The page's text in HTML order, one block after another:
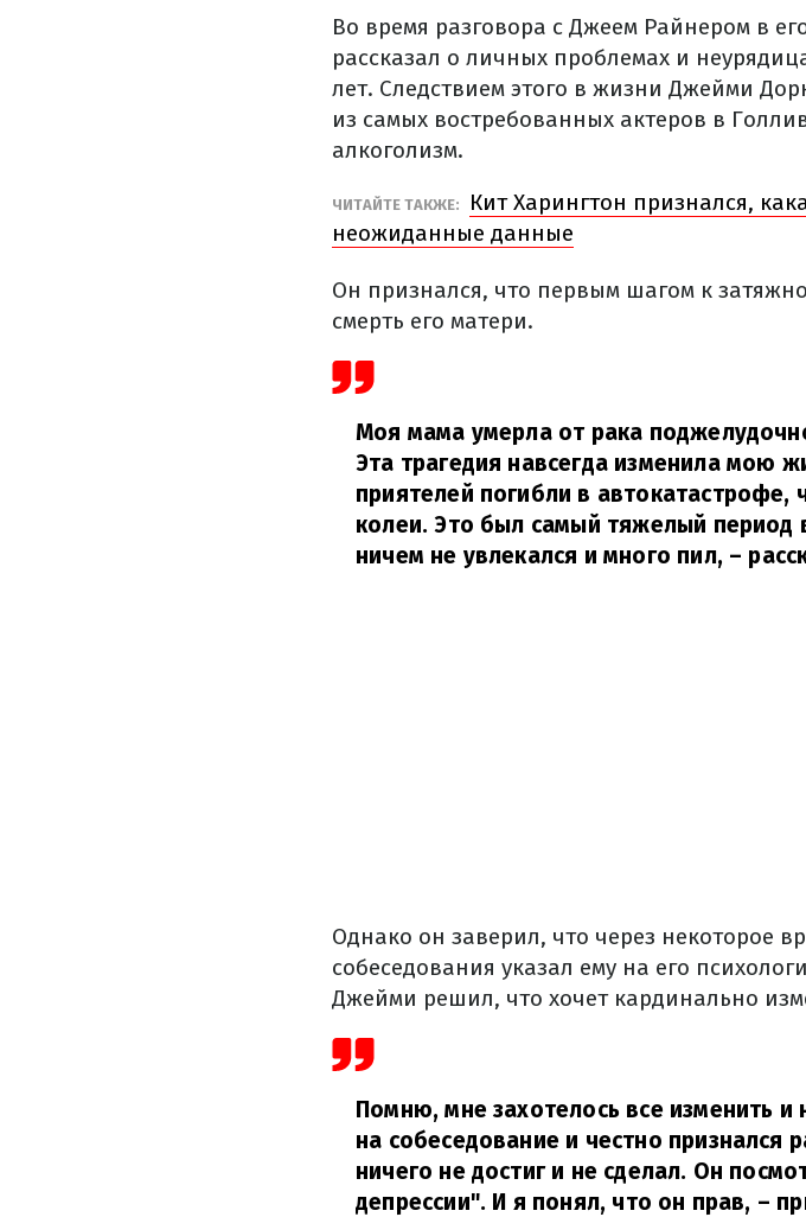
Во время разговора с Джеем Райнером в
рассказал о личных проблемах и
лет. Следствием этого в жизни Джейми
из самых востребованных актеров в
алкоголизм.
ЧИТАЙТЕ ТАКЖЕ:
Кит Харингтон признался,
неожиданные данные
Он признался, что первым шагом к
смерть его матери.
Моя мама умерла от рака
Эта трагедия навсегда изменила мою
приятелей погибли в
колеи. Это был самый тяжелый период
ничем не увлекался и много пил, –
Однако он заверил, что через некоторое
собеседования указал ему на его
Джейми решил, что хочет кардинально
Помню, мне захотелось все изменить и
на собеседование и честно признался
ничего не достиг и не сделал. Он
депрессии". И я понял, что он прав, –